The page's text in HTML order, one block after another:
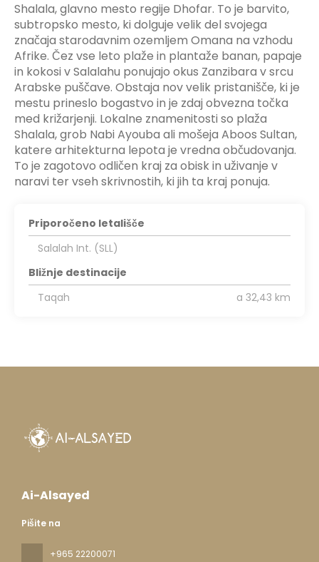
Shalala, glavno mesto regije Dhofar. To je barvito,
subtropsko mesto, ki dolguje velik del svojega
značaja starodavnim ozemljem Omana na vzhodu
Afrike. Čez vse leto plaže in plantaže banan, papaje
in kokosi v Salalahu ponujajo okus Zanzibara v srcu
Arabske puščave. Obstaja nov velik pristanišče, ki je
mestu prineslo bogastvo in je zdaj obvezna točka
med križarjenji. Lokalne znamenitosti so plaža
Shalala, grob Nabi Ayouba ali mošeja Aboos Sultan,
katere arhitekturna lepota je vredna občudovanja.
To je zagotovo odličen kraj za obisk in uživanje v
naravi ter vseh skrivnostih, ki jih ta kraj ponuja.
Priporočeno letališče
Salalah Int. (SLL)
Bližnje destinacije
Taqah
a 32,43 km
Ai-Alsayed
Pišite na
+965 22200071